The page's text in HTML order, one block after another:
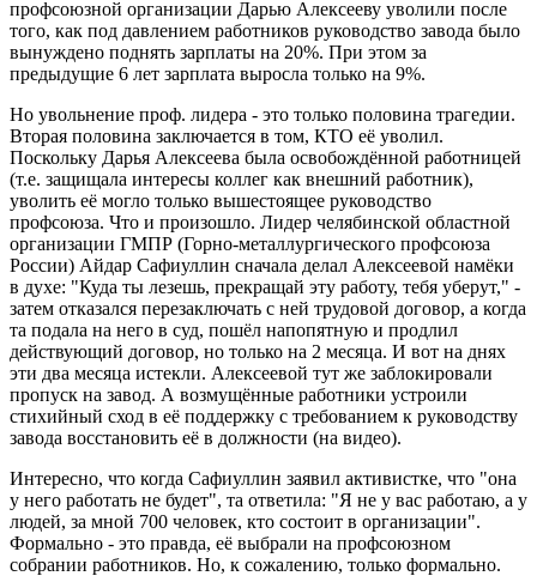
профсоюзной организации Дарью Алексееву уволили после
того, как под давлением работников руководство завода было
вынуждено поднять зарплаты на 20%. При этом за
предыдущие 6 лет зарплата выросла только на 9%.
Но увольнение проф. лидера - это только половина трагедии.
Вторая половина заключается в том, КТО её уволил.
Поскольку Дарья Алексеева была освобождённой работницей
(т.е. защищала интересы коллег как внешний работник),
уволить её могло только вышестоящее руководство
профсоюза. Что и произошло. Лидер челябинской областной
организации ГМПР (Горно-металлургического профсоюза
России) Айдар Сафиуллин сначала делал Алексеевой намёки
в духе: "Куда ты лезешь, прекращай эту работу, тебя уберут," -
затем отказался перезаключать с ней трудовой договор, а когда
та подала на него в суд, пошёл напопятную и продлил
действующий договор, но только на 2 месяца. И вот на днях
эти два месяца истекли. Алексеевой тут же заблокировали
пропуск на завод. А возмущённые работники устроили
стихийный сход в её поддержку с требованием к руководству
завода восстановить её в должности (на видео).
Интересно, что когда Сафиуллин заявил активистке, что "она
у него работать не будет", та ответила: "Я не у вас работаю, а у
людей, за мной 700 человек, кто состоит в организации".
Формально - это правда, её выбрали на профсоюзном
собрании работников. Но, к сожалению, только формально.